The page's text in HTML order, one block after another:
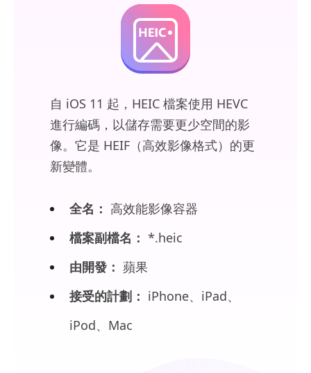
自 iOS 11 起，HEIC 檔案使用 HEVC
進行編碼，以儲存需要更少空間的影
像。它是 HEIF（高效影像格式）的更
新變體。
全名： 高效能影像容器
檔案副檔名： *.heic
由開發： 蘋果
接受的計劃： iPhone、iPad、
iPod、Mac